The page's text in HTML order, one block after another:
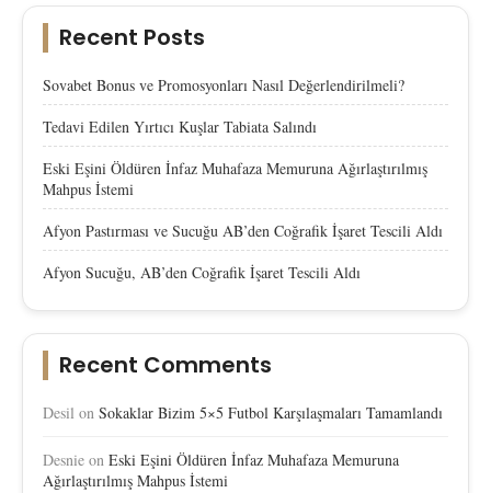
Recent Posts
Sovabet Bonus ve Promosyonları Nasıl Değerlendirilmeli?
Tedavi Edilen Yırtıcı Kuşlar Tabiata Salındı
Eski Eşini Öldüren İnfaz Muhafaza Memuruna Ağırlaştırılmış
Mahpus İstemi
Afyon Pastırması ve Sucuğu AB’den Coğrafik İşaret Tescili Aldı
Afyon Sucuğu, AB’den Coğrafik İşaret Tescili Aldı
Recent Comments
Desil on Sokaklar Bizim 5×5 Futbol Karşılaşmaları Tamamlandı
Desnie on Eski Eşini Öldüren İnfaz Muhafaza Memuruna
Ağırlaştırılmış Mahpus İstemi